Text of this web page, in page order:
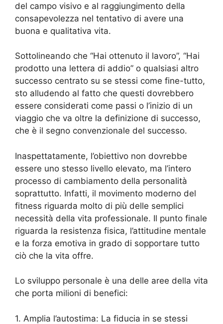
del campo visivo e al raggiungimento della
consapevolezza nel tentativo di avere una
buona e qualitativa vita.
Sottolineando che “Hai ottenuto il lavoro”, “Hai
prodotto una lettera di addio” o qualsiasi altro
successo centrato su se stessi come fine-tutto,
sto alludendo al fatto che questi dovrebbero
essere considerati come passi o l’inizio di un
viaggio che va oltre la definizione di successo,
che è il segno convenzionale del successo.
Inaspettatamente, l’obiettivo non dovrebbe
essere uno stesso livello elevato, ma l’intero
processo di cambiamento della personalità
soprattutto. Infatti, il movimento moderno del
fitness riguarda molto di più delle semplici
necessità della vita professionale. Il punto finale
riguarda la resistenza fisica, l’attitudine mentale
e la forza emotiva in grado di sopportare tutto
ciò che la vita offre.
Lo sviluppo personale è una delle aree della vita
che porta milioni di benefici:
1. Amplia l’autostima: La fiducia in se stessi